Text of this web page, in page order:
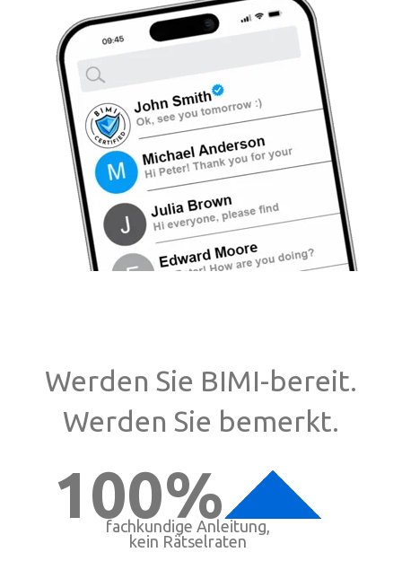
Werden Sie BIMI-bereit.
Werden Sie bemerkt.
100%
fachkundige Anleitung,
kein Rätselraten